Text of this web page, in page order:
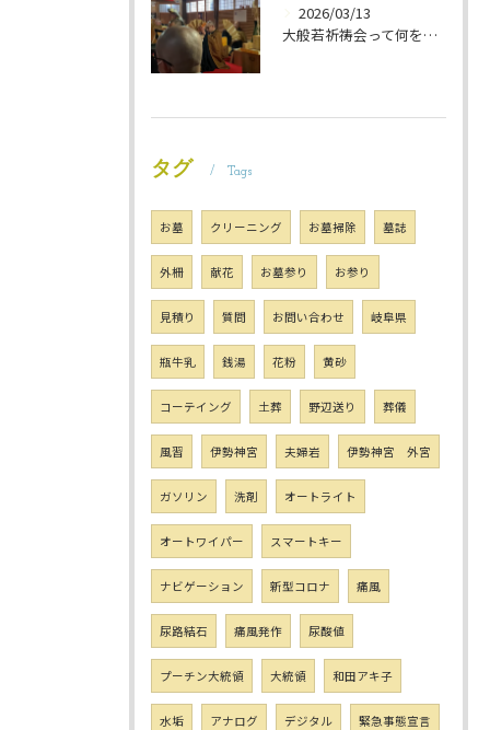
2026/03/13
大般若祈祷会って何をするの？ 岐阜のお墓掃除屋「磨き専隊」です
タグ Tags
お墓 クリーニング お墓掃除 墓誌
外柵 献花 お墓参り お参り
見積り 質問 お問い合わせ 岐阜県
瓶牛乳 銭湯 花粉 黄砂
コーテイング 土葬 野辺送り 葬儀
風習 伊勢神宮 夫婦岩 伊勢神宮 外宮
ガソリン 洗剤 オートライト
オートワイパー スマートキー
ナビゲーション 新型コロナ 痛風
尿路結石 痛風発作 尿酸値
プーチン大統領 大統領 和田アキ子
水垢 アナログ デジタル 緊急事態宣言